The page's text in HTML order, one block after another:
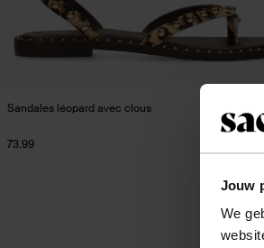
Jouw
We
Sandales léopard avec clous
73.99